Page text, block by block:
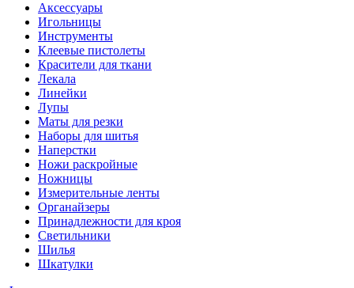
Аксессуары
Игольницы
Инструменты
Клеевые пистолеты
Красители для ткани
Лекала
Линейки
Лупы
Маты для резки
Наборы для шитья
Наперстки
Ножи раскройные
Ножницы
Измерительные ленты
Органайзеры
Принадлежности для кроя
Светильники
Шилья
Шкатулки